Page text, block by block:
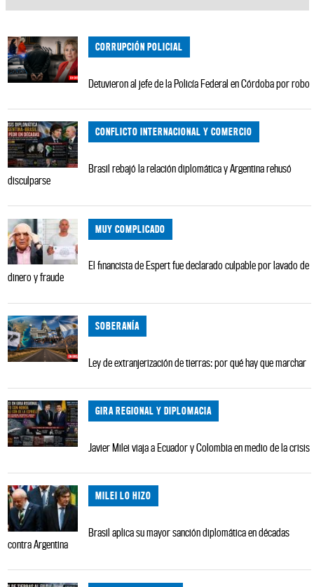
CORRUPCIÓN POLICIAL
Detuvieron al jefe de la Policía Federal en Córdoba por robo
CONFLICTO INTERNACIONAL Y COMERCIO
Brasil rebajó la relación diplomática y Argentina rehusó
disculparse
MUY COMPLICADO
El financista de Espert fue declarado culpable por lavado de
dinero y fraude
SOBERANÍA
Ley de extranjerización de tierras: por qué hay que marchar
GIRA REGIONAL Y DIPLOMACIA
Javier Milei viaja a Ecuador y Colombia en medio de la crisis
MILEI LO HIZO
Brasil aplica su mayor sanción diplomática en décadas
contra Argentina